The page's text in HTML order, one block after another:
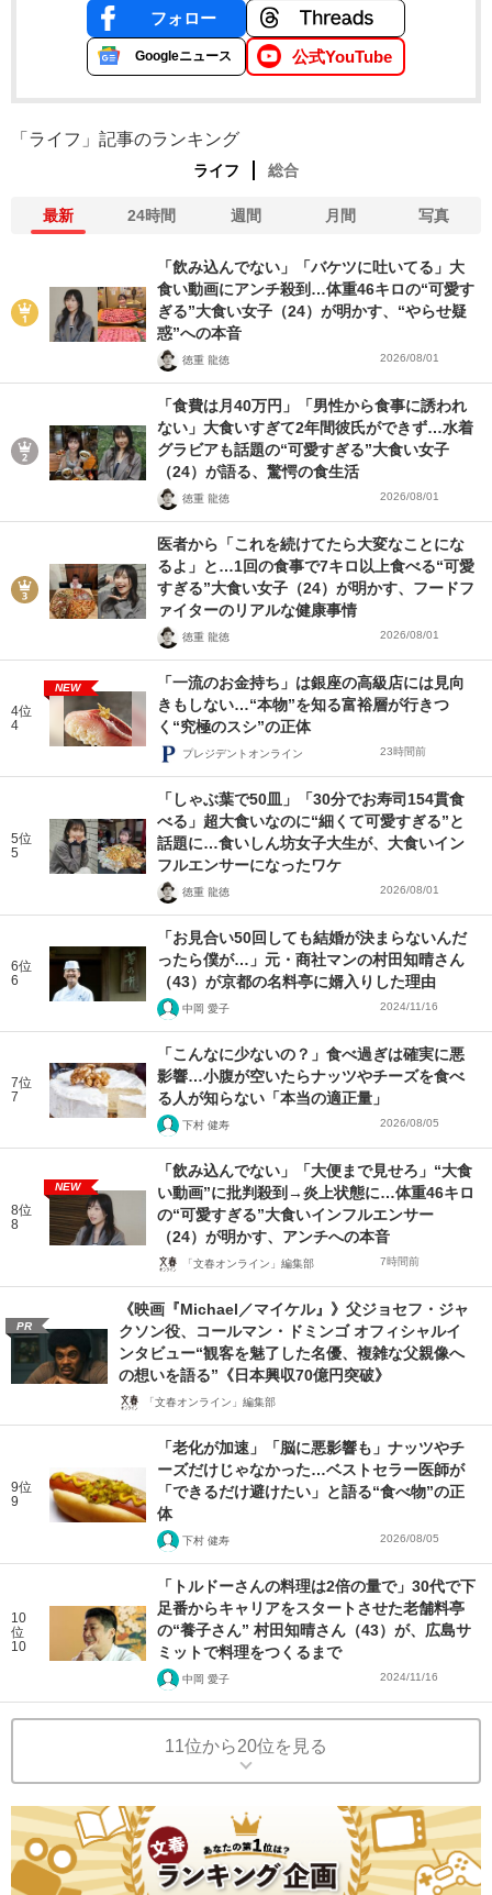
フォロー
Googleニュース 公式YouTube
「ライフ」記事のランキング
ライフ 総合
最新 24時間 週間 月間 写真
「飲み込んでない」「バケツに吐いてる」大
食い動画にアンチ殺到…体重46キロの“可愛す
ぎる”大食い女子（24）が明かす、“やらせ疑
惑”への本音
徳重 龍徳 2026/08/01
「食費は月40万円」「男性から食事に誘われ
ない」大食いすぎて2年間彼氏ができず…水着
グラビアも話題の“可愛すぎる”大食い女子
（24）が語る、驚愕の食生活
徳重 龍徳 2026/08/01
医者から「これを続けてたら大変なことにな
るよ」と…1回の食事で7キロ以上食べる“可愛
すぎる”大食い女子（24）が明かす、フードフ
ァイターのリアルな健康事情
徳重 龍徳 2026/08/01
4位
4
NEW
「一流のお金持ち」は銀座の高級店には見向
きもしない…“本物”を知る富裕層が行きつ
く“究極のスシ”の正体
プレジデントオンライン 23時間前
5位
5
「しゃぶ葉で50皿」「30分でお寿司154貫食
べる」超大食いなのに“細くて可愛すぎる”と
話題に…食いしん坊女子大生が、大食いイン
フルエンサーになったワケ
徳重 龍徳 2026/08/01
6位
6
「お見合い50回しても結婚が決まらないんだ
ったら僕が…」元・商社マンの村田知晴さん
（43）が京都の名料亭に婿入りした理由
中岡 愛子 2024/11/16
7位
7
「こんなに少ないの？」食べ過ぎは確実に悪
影響…小腹が空いたらナッツやチーズを食べ
る人が知らない「本当の適正量」
下村 健寿 2026/08/05
8位
8
NEW
「飲み込んでない」「大便まで見せろ」“大食
い動画”に批判殺到→炎上状態に…体重46キロ
の“可愛すぎる”大食いインフルエンサー
（24）が明かす、アンチへの本音
「文春オンライン」編集部 7時間前
PR
《映画『Michael／マイケル』》父ジョセフ・ジャ
クソン役、コールマン・ドミンゴ オフィシャルイ
ンタビュー“観客を魅了した名優、複雑な父親像へ
の想いを語る”《日本興収70億円突破》
「文春オンライン」編集部
9位
9
「老化が加速」「脳に悪影響も」ナッツやチ
ーズだけじゃなかった…ベストセラー医師が
「できるだけ避けたい」と語る“食べ物”の正
体
下村 健寿 2026/08/05
10
位
10
「トルドーさんの料理は2倍の量で」30代で下
足番からキャリアをスタートさせた老舗料亭
の“養子さん” 村田知晴さん（43）が、広島サ
ミットで料理をつくるまで
中岡 愛子 2024/11/16
11位から20位を見る